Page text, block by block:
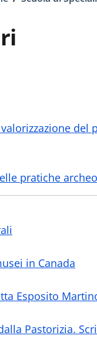
del
pratiche
in Canada
Esposito
Pastorizia.